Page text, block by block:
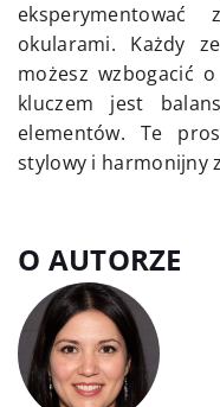
okularami. Każdy
możesz wzbogacić
kluczem jest
elementów. Te
stylowy i harmonijny
O AUTORZE